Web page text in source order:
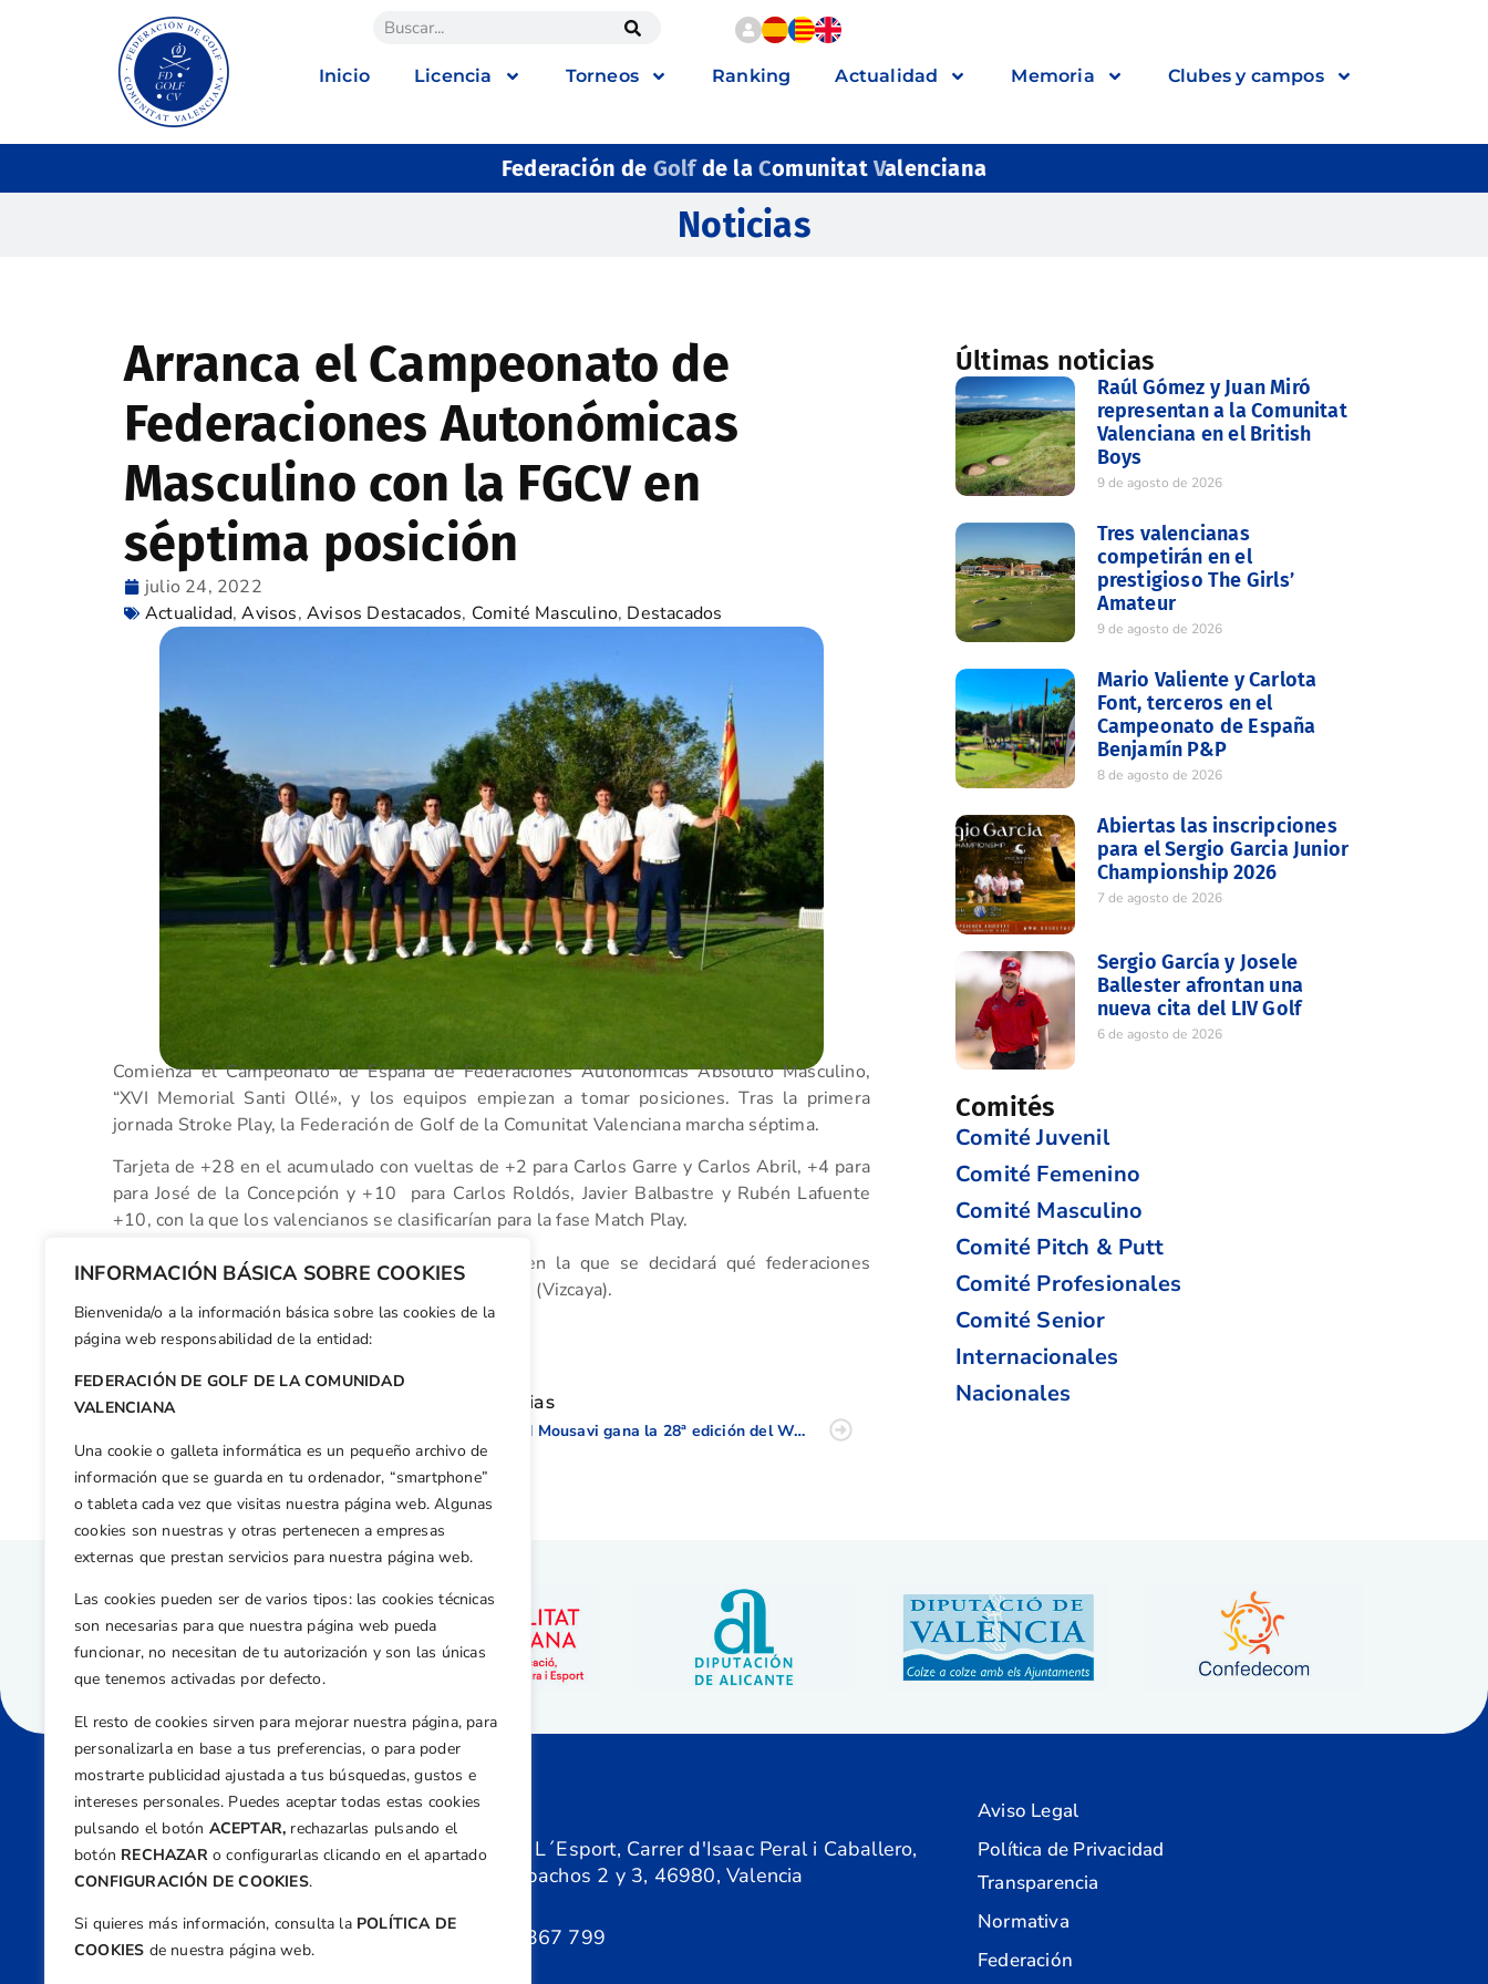
INFORMACIÓN BÁSICA SOBRE COOKIES
Bienvenida/o a la información básica sobre las cookies de la
página web responsabilidad de la entidad:
FEDERACIÓN DE GOLF DE LA COMUNIDAD
VALENCIANA
Una cookie o galleta informática es un pequeño archivo de
información que se guarda en tu ordenador, “smartphone”
o tableta cada vez que visitas nuestra página web. Algunas
cookies son nuestras y otras pertenecen a empresas
externas que prestan servicios para nuestra página web.
Las cookies pueden ser de varios tipos: las cookies técnicas
son necesarias para que nuestra página web pueda
funcionar, no necesitan de tu autorización y son las únicas
que tenemos activadas por defecto.
El resto de cookies sirven para mejorar nuestra página, para
personalizarla en base a tus preferencias, o para poder
mostrarte publicidad ajustada a tus búsquedas, gustos e
intereses personales. Puedes aceptar todas estas cookies
pulsando el botón ACEPTAR, rechazarlas pulsando el
botón RECHAZARo configurarlas clicando en el apartado
CONFIGURACIÓN DE COOKIES.
Si quieres más información, consulta la POLÍTICA DE
COOKIES de nuestra página web.
Inicio Licencia Torneos Ranking Actualidad Memoria Clubes y campos
Federación de Golfde la ComunitatValenciana
Noticias
Arranca el Campeonato de
Federaciones Autonómicas
Masculino con la FGCV en
séptima posición
julio 24, 2022
Actualidad,Avisos,Avisos Destacados, Comité Masculino, Destacados
Comienza el Campeonato de España de Federaciones Autonómicas Absoluto Masculino,
“XVI Memorial Santi Ollé», y los equipos empiezan a tomar posiciones. Tras la primera
jornada Stroke Play, la Federación de Golf de la Comunitat Valenciana marcha séptima.
Tarjeta de +28 en el acumulado con vueltas de +2 para Carlos Garre y Carlos Abril, +4 para
para José de la Concepción y +10 para Carlos Roldós, Javier Balbastre y Rubén Lafuente
+10, con la que los valencianos se clasificarían para la fase Match Play.
Falta ver qué ocurre en la jornada de mañana en la que se decidará qué federaciones
lucharán por el título en el Club de Campo Laukariz (Vizcaya).
Facebook
X WhatsApp
LinkedIn
Email
Otras noticias
Navid Mousavi gana la 28ª edición del WAGR Grand Prix de Gap Bayard
Últimas noticias
Raúl Gómez y Juan Miró
representan a la Comunitat
Valenciana en el British
Boys
9 de agosto de 2026
Tres valencianas
competirán en el
prestigioso The Girls’
Amateur
9 de agosto de 2026
Mario Valiente y Carlota
Font, terceros en el
Campeonato de España
Benjamín P&P
8 de agosto de 2026
Abiertas las inscripciones
para el Sergio Garcia Junior
Championship 2026
7 de agosto de 2026
Sergio García y Josele
Ballester afrontan una
nueva cita del LIV Golf
6 de agosto de 2026
Comités
Comité Juvenil
Comité Femenino
Comité Masculino
Comité Pitch & Putt
Comité Profesionales
Comité Senior
Internacionales
Nacionales
Centre de L´Esport, Carrer d'Isaac Peral i Caballero,
Nº 5, Despachos 2 y 3, 46980, Valencia
+34 961 367 799
Aviso Legal
Política de Privacidad
Transparencia
Normativa
Federación